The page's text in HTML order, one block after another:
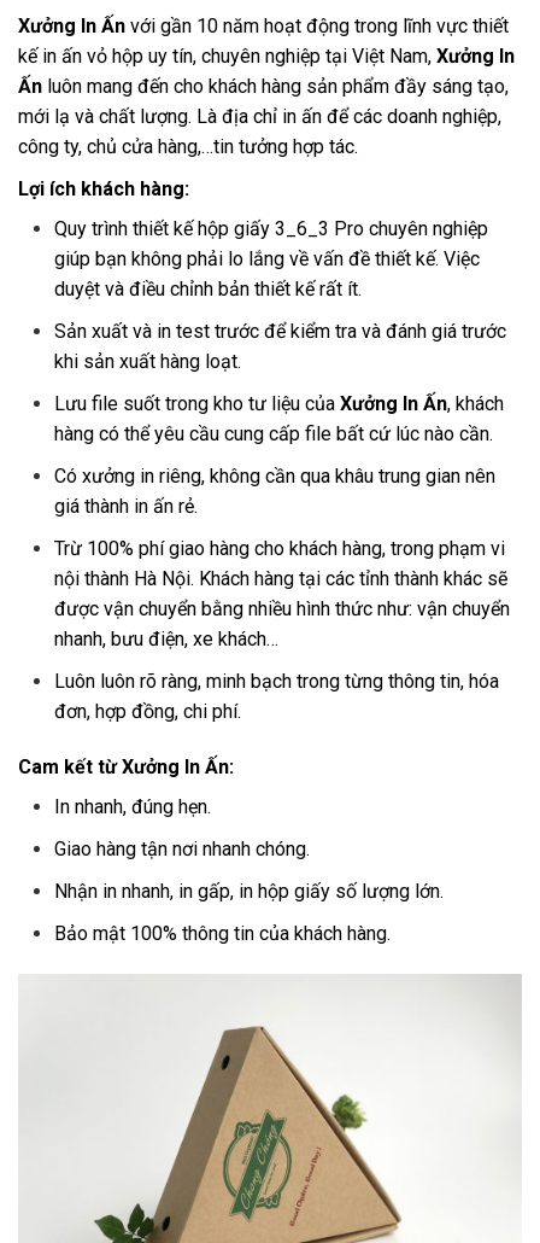
Xưởng In Ấn với gần 10 năm hoạt động trong lĩnh vực thiết
kế in ấn vỏ hộp uy tín, chuyên nghiệp tại Việt Nam, Xưởng In
Ấn luôn mang đến cho khách hàng sản phẩm đầy sáng tạo,
mới lạ và chất lượng. Là địa chỉ in ấn để các doanh nghiệp,
công ty, chủ cửa hàng,…tin tưởng hợp tác.
Lợi ích khách hàng:
Quy trình thiết kế hộp giấy 3_6_3 Pro chuyên nghiệp
giúp bạn không phải lo lắng về vấn đề thiết kế. Việc
duyệt và điều chỉnh bản thiết kế rất ít.
Sản xuất và in test trước để kiểm tra và đánh giá trước
khi sản xuất hàng loạt.
Lưu file suốt trong kho tư liệu của Xưởng In Ấn, khách
hàng có thể yêu cầu cung cấp file bất cứ lúc nào cần.
Có xưởng in riêng, không cần qua khâu trung gian nên
giá thành in ấn rẻ.
Trừ 100% phí giao hàng cho khách hàng, trong phạm vi
nội thành Hà Nội. Khách hàng tại các tỉnh thành khác sẽ
được vận chuyển bằng nhiều hình thức như: vận chuyển
nhanh, bưu điện, xe khách…
Luôn luôn rõ ràng, minh bạch trong từng thông tin, hóa
đơn, hợp đồng, chi phí.
Cam kết từXưởng In Ấn:
In nhanh, đúng hẹn.
Giao hàng tận nơi nhanh chóng.
Nhận in nhanh, in gấp, in hộp giấy số lượng lớn.
Bảo mật 100% thông tin của khách hàng.